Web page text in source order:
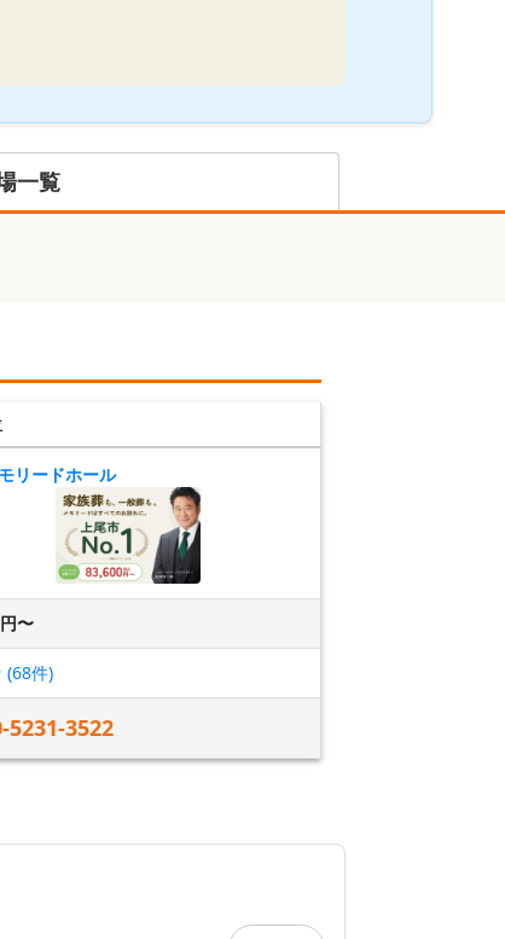
一覧
リードホール
〜
(68件)
5231-3522